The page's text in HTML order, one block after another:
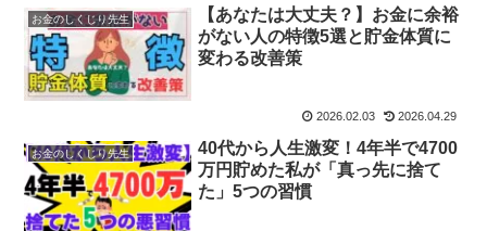
お金のしくじり先生
【あなたは大丈夫？】お金に余裕
がない人の特徴5選と貯金体質に
変わる改善策
2026.02.03 2026.04.29
お金のしくじり先生
​40代から人生激変！4年半で4700
万円貯めた私が「真っ先に捨て
た」5つの習慣